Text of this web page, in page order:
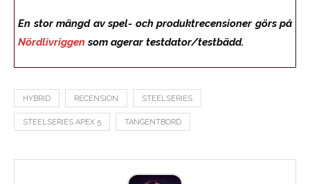
En stor mängd av spel- och produktrecensioner görs på
Nördlivriggen som agerar testdator/testbädd.
HYBRID RECENSION STEELSERIES
STEELSERIES APEX 5 TANGENTBORD